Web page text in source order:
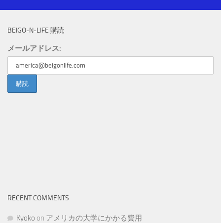
BEIGO-N-LIFE 購読
メールアドレス:
RECENT COMMENTS
Kyoko on アメリカの大学にかかる費用